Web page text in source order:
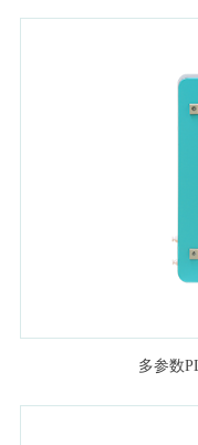
多参数